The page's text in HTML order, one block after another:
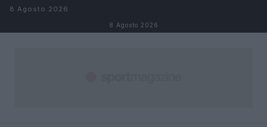
Salta al contenuto
8 Agosto 2026
8 Agosto 2026